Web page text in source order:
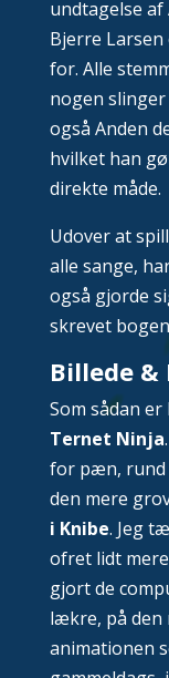
undtagelse af
Bjerre Larsen
for. Alle
nogen
også Anden
hvilket han
direkte måde.
Udover at
alle sange,
også gjorde
skrevet
Billede &
Som sådan
Ternet Ninja
for pæn, rund
den mere
i Knibe. Jeg
ofret lidt
gjort de
lækre, på den
animationen